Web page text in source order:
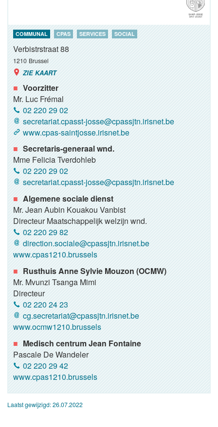
COMMUNAL CPAS SERVICES SOCIAL
Verbistrstraat 88
1210 Brussel
ZIE KAART
Voorzitter
Mr. Luc Frémal
02 220 29 02
secretariat.cpasst-josse@cpassjtn.irisnet.be
www.cpas-saintjosse.irisnet.be
Secretaris-generaal wnd.
Mme Felicia Tverdohleb
02 220 29 02
secretariat.cpasst-josse@cpassjtn.irisnet.be
Algemene sociale dienst
Mr. Jean Aubin Kouakou Vanbist
Directeur Maatschappelijk welzijn wnd.
02 220 29 82
direction.sociale@cpassjtn.irisnet.be
www.cpas1210.brussels
Rusthuis Anne Sylvie Mouzon (OCMW)
Mr. Mvunzi Tsanga Mimi
Directeur
02 220 24 23
cg.secretariat@cpassjtn.irisnet.be
www.ocmw1210.brussels
Medisch centrum Jean Fontaine
Pascale De Wandeler
02 220 29 42
www.cpas1210.brussels
Laatst gewijzigd:26.07.2022